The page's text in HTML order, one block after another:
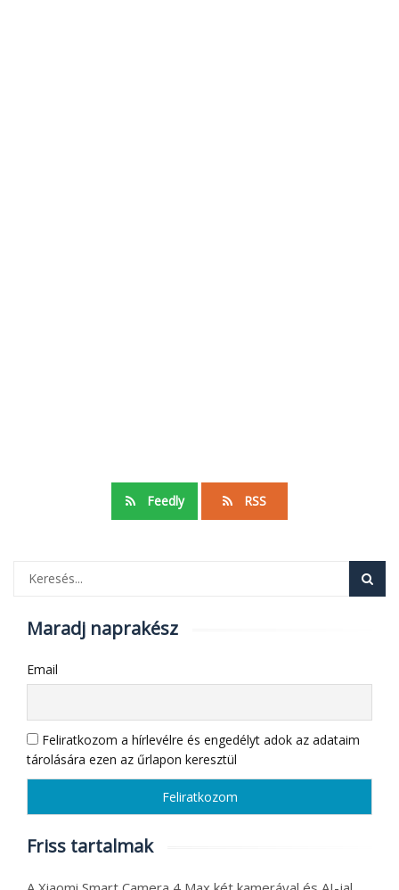
Feedly RSS
Maradj naprakész
Email
Feliratkozom a hírlevélre és engedélyt adok az adataim
tárolására ezen az űrlapon keresztül
Friss tartalmak